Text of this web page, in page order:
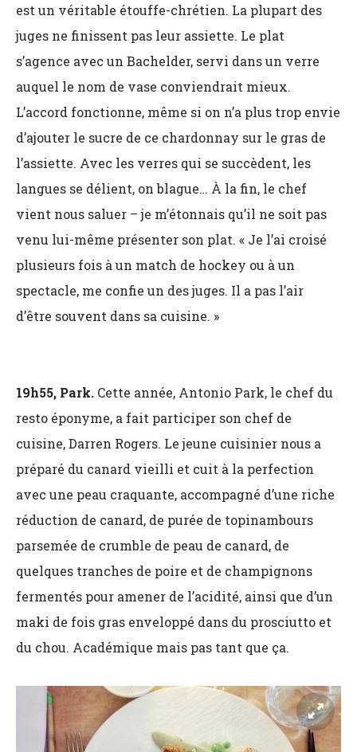
est un véritable étouffe-chrétien. La plupart des
juges ne finissent pas leur assiette. Le plat
s’agence avec un Bachelder, servi dans un verre
auquel le nom de vase conviendrait mieux.
L’accord fonctionne, même si on n’a plus trop envie
d’ajouter le sucre de ce chardonnay sur le gras de
l’assiette. Avec les verres qui se succèdent, les
langues se délient, on blague… À la fin, le chef
vient nous saluer – je m’étonnais qu’il ne soit pas
venu lui-même présenter son plat. « Je l’ai croisé
plusieurs fois à un match de hockey ou à un
spectacle, me confie un des juges. Il a pas l’air
d’être souvent dans sa cuisine. »
19h55, Park. Cette année, Antonio Park, le chef du
resto éponyme, a fait participer son chef de
cuisine, Darren Rogers. Le jeune cuisinier nous a
préparé du canard vieilli et cuit à la perfection
avec une peau craquante, accompagné d’une riche
réduction de canard, de purée de topinambours
parsemée de crumble de peau de canard, de
quelques tranches de poire et de champignons
fermentés pour amener de l’acidité, ainsi que d’un
maki de fois gras enveloppé dans du prosciutto et
du chou. Académique mais pas tant que ça.